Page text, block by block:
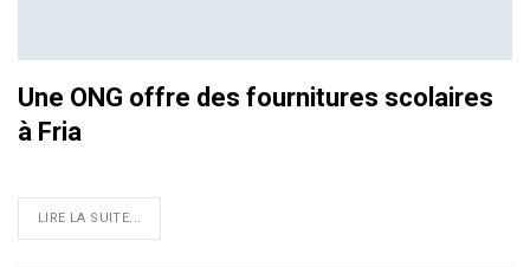
Une ONG offre des fournitures scolaires
à Fria
LIRE LA SUITE...